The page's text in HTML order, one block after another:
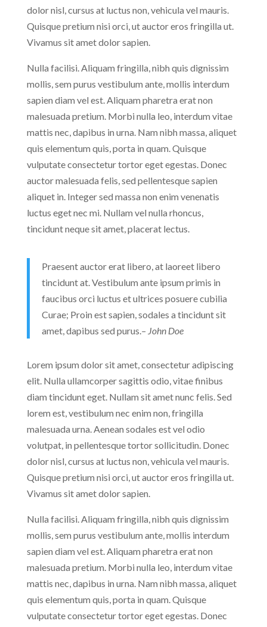
dolor nisl, cursus at luctus non, vehicula vel mauris.
Quisque pretium nisi orci, ut auctor eros fringilla ut.
Vivamus sit amet dolor sapien.
Nulla facilisi. Aliquam fringilla, nibh quis dignissim
mollis, sem purus vestibulum ante, mollis interdum
sapien diam vel est. Aliquam pharetra erat non
malesuada pretium. Morbi nulla leo, interdum vitae
mattis nec, dapibus in urna. Nam nibh massa, aliquet
quis elementum quis, porta in quam. Quisque
vulputate consectetur tortor eget egestas. Donec
auctor malesuada felis, sed pellentesque sapien
aliquet in. Integer sed massa non enim venenatis
luctus eget nec mi. Nullam vel nulla rhoncus,
tincidunt neque sit amet, placerat lectus.
Praesent auctor erat libero, at laoreet libero
tincidunt at. Vestibulum ante ipsum primis in
faucibus orci luctus et ultrices posuere cubilia
Curae; Proin est sapien, sodales a tincidunt sit
amet, dapibus sed purus.– John Doe
Lorem ipsum dolor sit amet, consectetur adipiscing
elit. Nulla ullamcorper sagittis odio, vitae finibus
diam tincidunt eget. Nullam sit amet nunc felis. Sed
lorem est, vestibulum nec enim non, fringilla
malesuada urna. Aenean sodales est vel odio
volutpat, in pellentesque tortor sollicitudin. Donec
dolor nisl, cursus at luctus non, vehicula vel mauris.
Quisque pretium nisi orci, ut auctor eros fringilla ut.
Vivamus sit amet dolor sapien.
Nulla facilisi. Aliquam fringilla, nibh quis dignissim
mollis, sem purus vestibulum ante, mollis interdum
sapien diam vel est. Aliquam pharetra erat non
malesuada pretium. Morbi nulla leo, interdum vitae
mattis nec, dapibus in urna. Nam nibh massa, aliquet
quis elementum quis, porta in quam. Quisque
vulputate consectetur tortor eget egestas. Donec